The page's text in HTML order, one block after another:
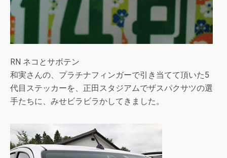
RN ネコとサボテン
和実さんの、プラチナフィンガーで引き当てて頂いた5
代目ステッカーを、正田スタジアムでザスパクサツの選
手たちに、みせビラビラかしてきました。